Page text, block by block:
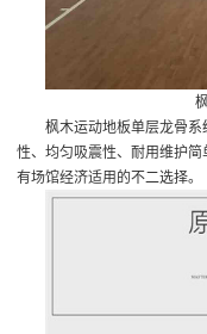
枫木运动地板单层龙骨
性、均匀吸震性、耐用维护
有场馆经济适用的不二选择。